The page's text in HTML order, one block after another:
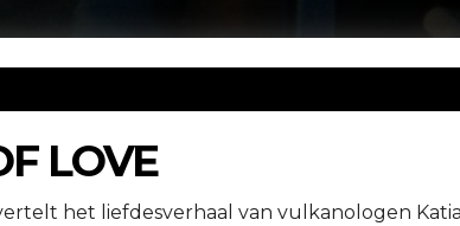
LOVE
het liefdesverhaal van vulkanologen